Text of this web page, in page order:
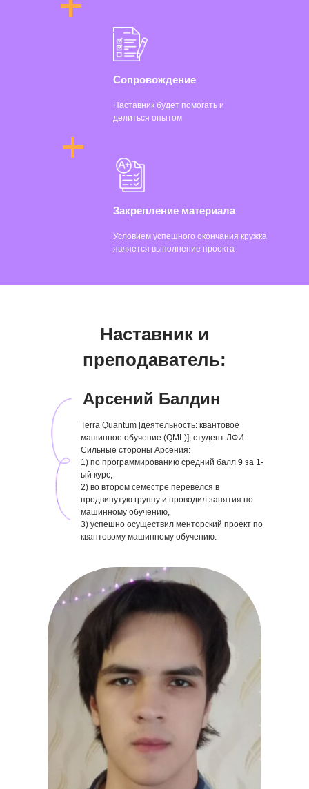
Сопровождение
Наставник будет помогать и
делиться опытом
Закрепление материала
Условием успешного окончания кружка
является выполнение проекта
Наставник и
преподаватель:
Арсений Балдин
Terra Quantum [деятельность: квантовое
машинное обучение (QML)], студент ЛФИ.
Cильные стороны Арсения:
1) по программированию средний балл 9 за 1-
ый курс,
2) во втором семестре перевёлся в
продвинутую группу и проводил занятия по
машинному обучению,
3) успешно осуществил менторский проект по
квантовому машинному обучению.